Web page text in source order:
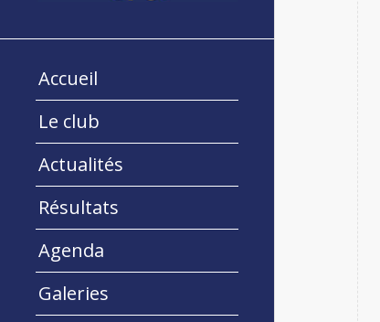
Accueil
Le club
Actualités
Résultats
Agenda
Galeries